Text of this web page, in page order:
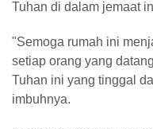
Tuhan di dalam jemaat
"Semoga rumah ini
setiap orang yang
Tuhan ini yang tinggal
imbuhnya.